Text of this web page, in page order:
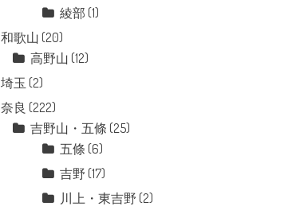
綾部 (1)
和歌山 (20)
高野山 (12)
埼玉 (2)
奈良 (222)
吉野山・五條 (25)
五條 (6)
吉野 (17)
川上・東吉野 (2)